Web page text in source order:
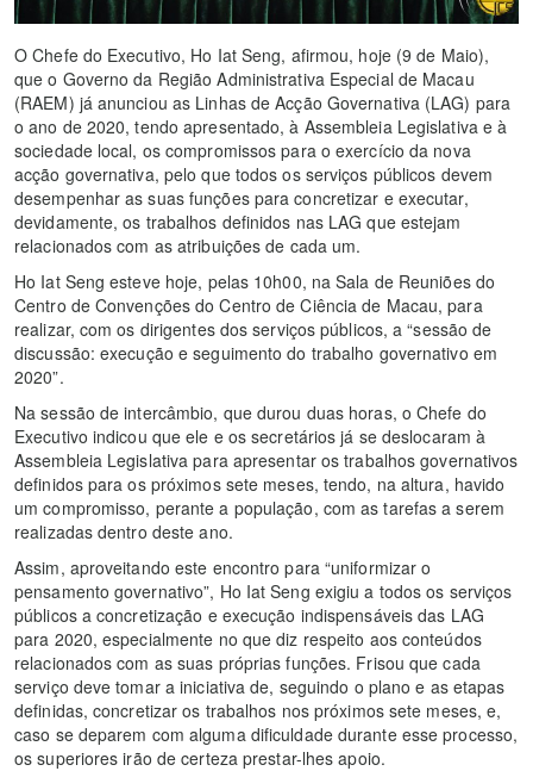
O Chefe do Executivo, Ho Iat Seng, afirmou, hoje (9 de Maio),
que o Governo da Região Administrativa Especial de Macau
(RAEM) já anunciou as Linhas de Acção Governativa (LAG) para
o ano de 2020, tendo apresentado, à Assembleia Legislativa e à
sociedade local, os compromissos para o exercício da nova
acção governativa, pelo que todos os serviços públicos devem
desempenhar as suas funções para concretizar e executar,
devidamente, os trabalhos definidos nas LAG que estejam
relacionados com as atribuições de cada um.
Ho Iat Seng esteve hoje, pelas 10h00, na Sala de Reuniões do
Centro de Convenções do Centro de Ciência de Macau, para
realizar, com os dirigentes dos serviços públicos, a “sessão de
discussão: execução e seguimento do trabalho governativo em
2020”.
Na sessão de intercâmbio, que durou duas horas, o Chefe do
Executivo indicou que ele e os secretários já se deslocaram à
Assembleia Legislativa para apresentar os trabalhos governativos
definidos para os próximos sete meses, tendo, na altura, havido
um compromisso, perante a população, com as tarefas a serem
realizadas dentro deste ano.
Assim, aproveitando este encontro para “uniformizar o
pensamento governativo”, Ho Iat Seng exigiu a todos os serviços
públicos a concretização e execução indispensáveis das LAG
para 2020, especialmente no que diz respeito aos conteúdos
relacionados com as suas próprias funções. Frisou que cada
serviço deve tomar a iniciativa de, seguindo o plano e as etapas
definidas, concretizar os trabalhos nos próximos sete meses, e,
caso se deparem com alguma dificuldade durante esse processo,
os superiores irão de certeza prestar-lhes apoio.